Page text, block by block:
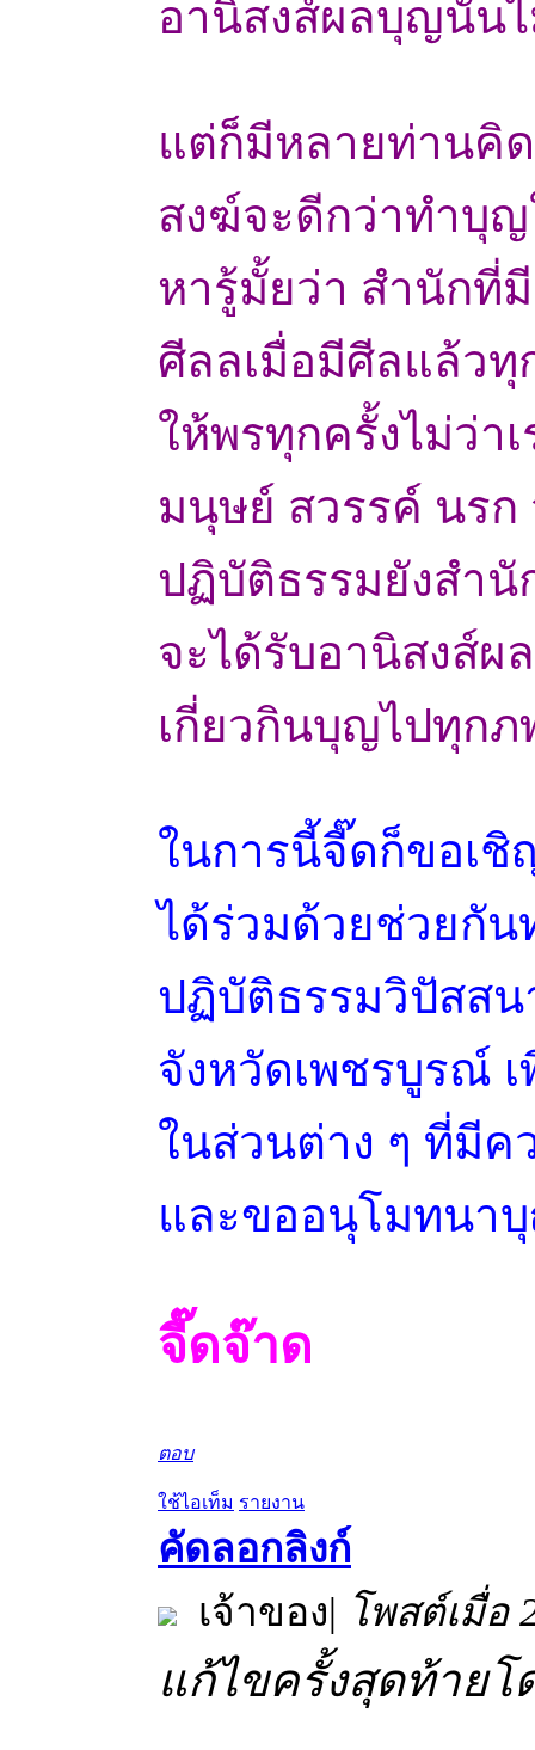
อานิสงส์ผลบุญนั้น
แต่ก็มีหลายท่านคิ
สงฆ์จะดีกว่าทำบุ
หารู้มั้ยว่า สำนักที่
ศีลลเมื่อมีศีลแล้วทุ
ให้พรทุกครั้งไม่ว่า
มนุษย์ สวรรค์ นร
ปฏิบัติธรรมยังสำ
จะได้รับอานิสงส์ผ
เกี่ยวกินบุญไปทุกภ
ในการนี้จี๊ดก็ขอเ
ได้ร่วมด้วยช่วยกั
ปฏิบัติธรรมวิปัสส
จังหวัดเพชรบูรณ์
ในส่วนต่าง ๆ ที่มีค
และขออนุโมทนา
จี๊ดจ๊าด
ตอบ
ใช้ไอเท็ม รายงาน
คัดลอกลิงก์
เจ้าของ| โพสต์เมื่อ
แก้ไขครั้งสุดท้ายโ